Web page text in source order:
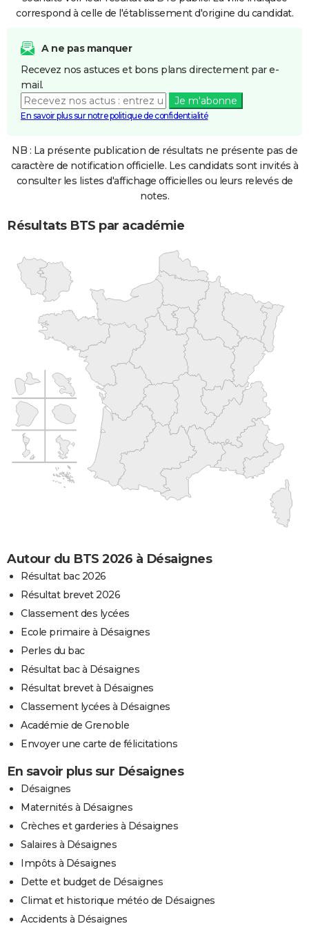
correspond à celle de l'établissement d'origine du candidat.
A ne pas manquer
Recevez nos astuces et bons plans directement par e-
mail.
Je m'abonne
En savoir plus sur notre politique de confidentialité
NB : La présente publication de résultats ne présente pas de
caractère de notification officielle. Les candidats sont invités à
consulter les listes d'affichage officielles ou leurs relevés de
notes.
Résultats BTS par académie
Autour du BTS 2026 à Désaignes
Résultat bac 2026
Résultat brevet 2026
Classement des lycées
Ecole primaire à Désaignes
Perles du bac
Résultat bac à Désaignes
Résultat brevet à Désaignes
Classement lycées à Désaignes
Académie de Grenoble
Envoyer une carte de félicitations
En savoir plus sur Désaignes
Désaignes
Maternités à Désaignes
Crèches et garderies à Désaignes
Salaires à Désaignes
Impôts à Désaignes
Dette et budget de Désaignes
Climat et historique météo de Désaignes
Accidents à Désaignes